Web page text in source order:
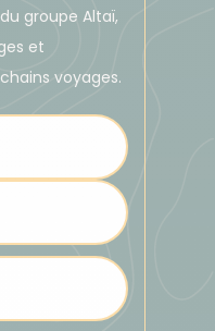
Certains
plus simples ou
leur authenticité,
cadre naturel
:
intégrante de
Nichés au
grandioses, ces
unique pour se
groupe Altaï,
et
voyages.